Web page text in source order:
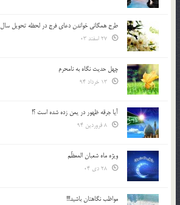
طرح همگانی خواندن دعای فرج در لحظه تحویل سال
چهل حدیث نگاه به نامحرم
آیا جرقه ظهور در یمن زده شده است ؟!
ویژه ماه شعبان المعظّم
مواظب نگاهتان باشید!!!